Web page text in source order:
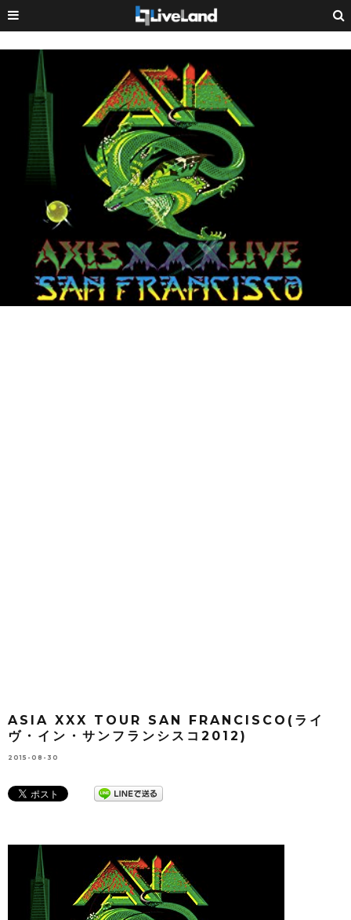
ASIA XXX TOUR SAN FRANCISCO(ライ
ヴ・イン・サンフランシスコ2012)
2015-08-30